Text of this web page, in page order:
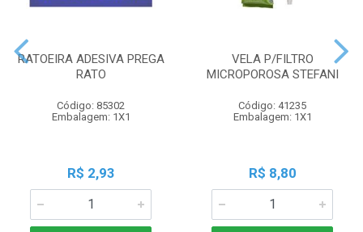
RATOEIRA ADESIVA PREGA
RATO
Código: 85302
Embalagem: 1X1
R$ 2,93
VELA P/FILTRO
MICROPOROSA STEFANI
Código: 41235
Embalagem: 1X1
R$ 8,80